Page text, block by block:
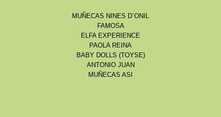
MUÑECAS NINES D´ONIL
FAMOSA
ELFA EXPERIENCE
PAOLA REINA
BABY DOLLS (TOYSE)
ANTONIO JUAN
MUÑECAS ASI